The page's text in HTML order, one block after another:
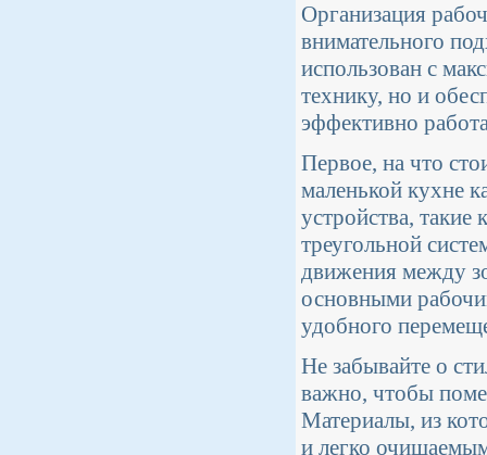
Организация
внимательного
использован с
технику, но и
эффективно
Первое, на что
маленькой кухне
устройства,
треугольной
движения между
основными
удобного
Не забывайте о
важно, чтобы
Материалы, из
и легко